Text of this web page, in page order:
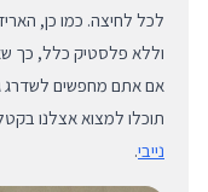
לכל לחיצה. כמו כן,
וללא פלסטיק כלל, כך
אם אתם מחפשים לשדרג
תוכלו למצוא אצלנו
נייבי.